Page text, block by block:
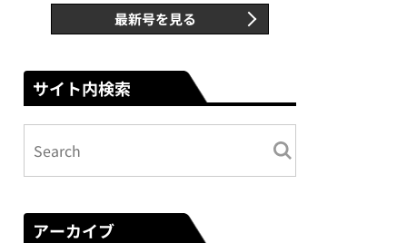
最新号を見る
サイト内検索
アーカイブ